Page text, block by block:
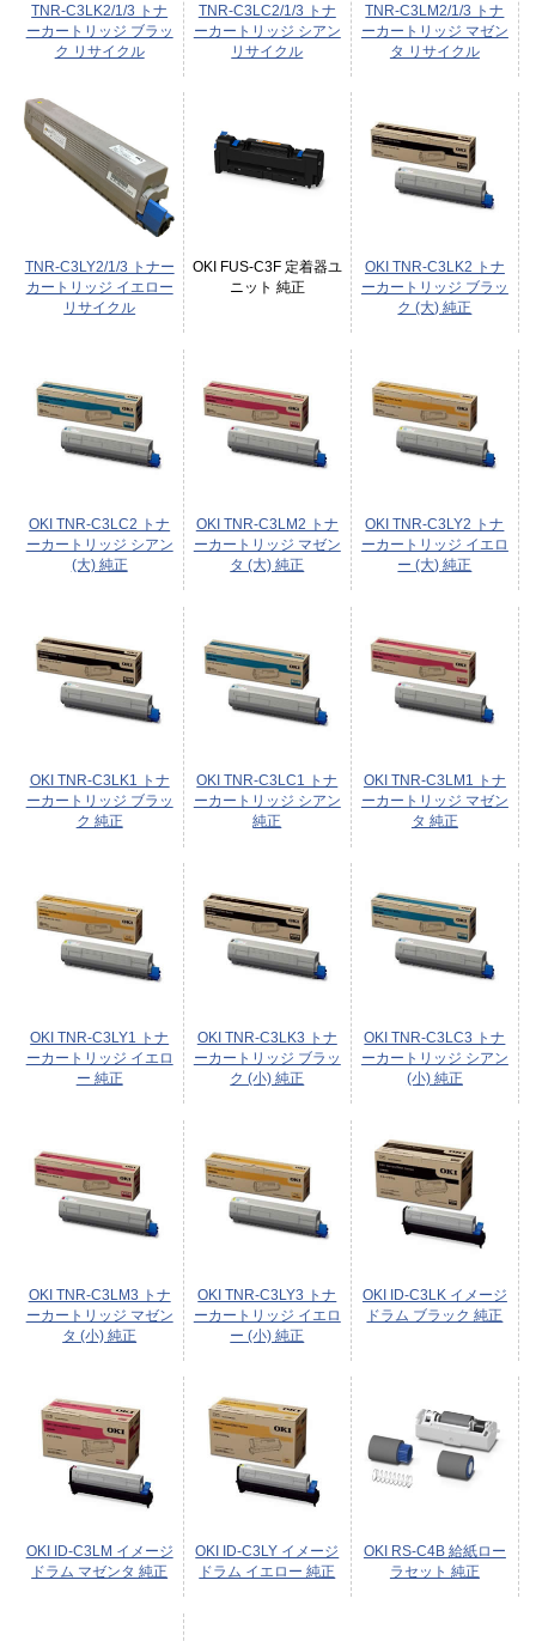
TNR-C3LK2/1/3 トナ
ーカートリッジ ブラッ
ク リサイクル
TNR-C3LC2/1/3 トナ
ーカートリッジ シアン
リサイクル
TNR-C3LM2/1/3 トナ
ーカートリッジ マゼン
タ リサイクル
TNR-C3LY2/1/3 トナー
カートリッジ イエロー
リサイクル
OKI FUS-C3F 定着器ユ
ニット 純正
OKI TNR-C3LK2 トナ
ーカートリッジ ブラッ
ク (大) 純正
OKI TNR-C3LC2 トナ
ーカートリッジ シアン
(大) 純正
OKI TNR-C3LM2 トナ
ーカートリッジ マゼン
タ (大) 純正
OKI TNR-C3LY2 トナ
ーカートリッジ イエロ
ー (大) 純正
OKI TNR-C3LK1 トナ
ーカートリッジ ブラッ
ク 純正
OKI TNR-C3LC1 トナ
ーカートリッジ シアン
純正
OKI TNR-C3LM1 トナ
ーカートリッジ マゼン
タ 純正
OKI TNR-C3LY1 トナ
ーカートリッジ イエロ
ー 純正
OKI TNR-C3LK3 トナ
ーカートリッジ ブラッ
ク (小) 純正
OKI TNR-C3LC3 トナ
ーカートリッジ シアン
(小) 純正
OKI TNR-C3LM3 トナ
ーカートリッジ マゼン
タ (小) 純正
OKI TNR-C3LY3 トナ
ーカートリッジ イエロ
ー (小) 純正
OKI ID-C3LK イメージ
ドラム ブラック 純正
OKI ID-C3LM イメージ
ドラム マゼンタ 純正
OKI ID-C3LY イメージ
ドラム イエロー 純正
OKI RS-C4B 給紙ロー
ラセット 純正